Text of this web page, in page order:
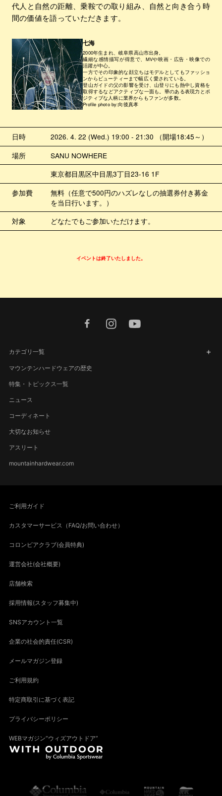
代人と自然の距離、乗鞍での取り組み、自然と向き合う時
間の価値を語っていただきます。
七海
2000年生まれ、岐阜県高山市出身。
繊細な感情描写が得意で、MVや映画・広告・映像での
活躍が中心。
一方でその印象的な顔立ちはモデルとしてもファッショ
ンからビューティーまで幅広く愛されている。
登山ガイドの父の影響を受け、山登りにも熱中し資格を
取得するなどアクティブな一面も。華のある表現力とポ
ジティブな人柄に業界からもファンが多数。
Profile photo by:向後真孝
日時
2026. 4. 22 (Wed.) 19:00 - 21:30 （開場18:45～）
場所
SANU NOWHERE
東京都目黒区中目黒3丁目23-16 1F
参加費
無料（任意で500円のハズレなしの抽選券付き募金
を当日行います。）
対象
どなたでもご参加いただけます。
イベントは終了いたしました。
facebookinstagram
カテゴリ一覧
マウンテンハードウェアの歴史
特集・トピックス一覧
ニュース
コーディネート
大切なお知らせ
アスリート
mountainhardwear.com
ご利用ガイド
カスタマーサービス（FAQ/お問い合わせ）
コロンビアクラブ(会員特典)
運営会社(会社概要)
店舗検索
採用情報(スタッフ募集中)
SNSアカウント一覧
企業の社会的責任(CSR)
メールマガジン登録
ご利用規約
特定商取引に基づく表記
プライバシーポリシー
WEBマガジン“ウィズアウトドア”